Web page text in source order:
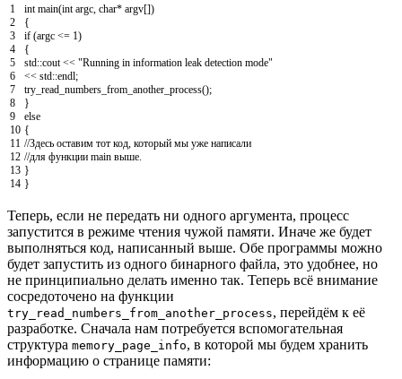
1
2
3
4
5
6
7
8
9
10
11
12
13
14
int main(int argc, char* argv[])
{
if (argc <= 1)
{
std::cout << "Running in information leak detection mode"
<< std::endl;
try_read_numbers_from_another_process();
}
else
{
//Здесь оставим тот код, который мы уже написали
//для функции main выше.
}
}
Теперь, если не передать ни одного аргумента, процесс
запустится в режиме чтения чужой памяти. Иначе же будет
выполняться код, написанный выше. Обе программы можно
будет запустить из одного бинарного файла, это удобнее, но
не принципиально делать именно так. Теперь всё внимание
сосредоточено на функции
try_read_numbers_from_another_process, перейдём к её
разработке. Сначала нам потребуется вспомогательная
структура memory_page_info, в которой мы будем хранить
информацию о странице памяти: